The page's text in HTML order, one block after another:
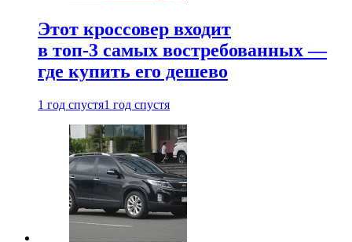
Этот кроссовер входит
в топ-3 самых востребованных —
где купить его дешево
1 год спустя1 год спустя